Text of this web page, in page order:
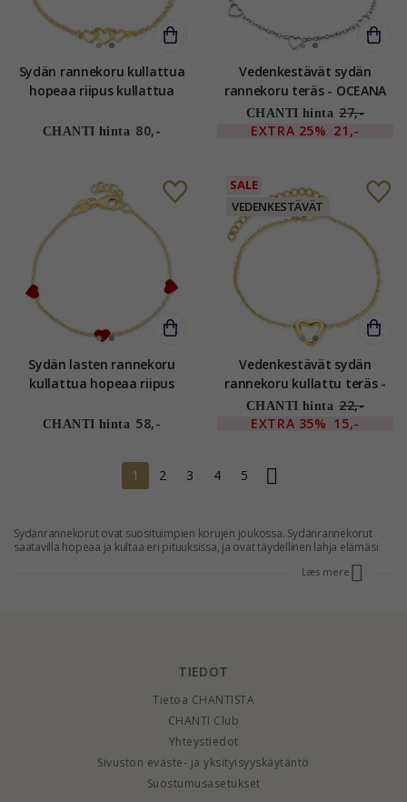
Sydän rannekoru kullattua
hopeaa riipus kullattua
CHANTI hinta 80,-
Vedenkestävät sydän
rannekoru teräs - OCEANA
CHANTI hinta 27,-
EXTRA 25% 21,-
Sydän lasten rannekoru
kullattua hopeaa riipus
Ones
CHANTI hinta 58,-
SALE
VEDENKESTÄVÄT
Vedenkestävät sydän
rannekoru kullattu teräs -
OCEANA
CHANTI hinta 22,-
EXTRA 35% 15,-
1 2 3 4 5
Sydänrannekorut ovat suosituimpien korujen joukossa. Sydänrannekorut
saatavilla hopeaa ja kultaa eri pituuksissa, ja ovat täydellinen lahja elämäsi
Læs mere
TIEDOT
Tietoa CHANTISTA
CHANTI Club
Yhteystiedot
Sivuston eväste- ja yksityisyyskäytäntö
Suostumusasetukset